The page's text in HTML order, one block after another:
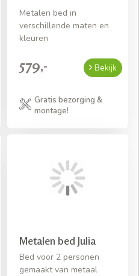
Metalen bed in
verschillende maten en
kleuren
579,- Bekijk
Gratis bezorging &
montage!
Metalen bed Julia
Bed voor 2 personen
gemaakt van metaal